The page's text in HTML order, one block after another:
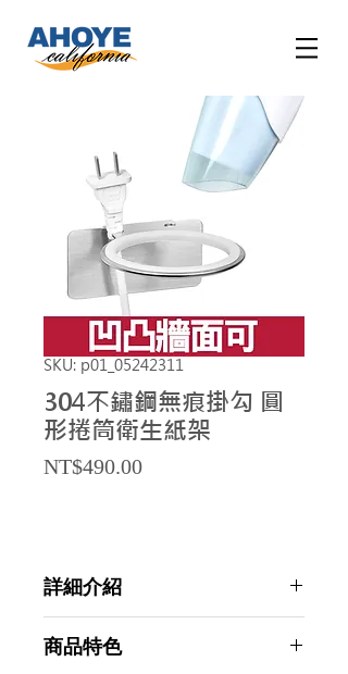
SKU: p01_05242311
304不鏽鋼無痕掛勾 圓
形捲筒衛生紙架
NT$490.00Price
詳細介紹
商品特色